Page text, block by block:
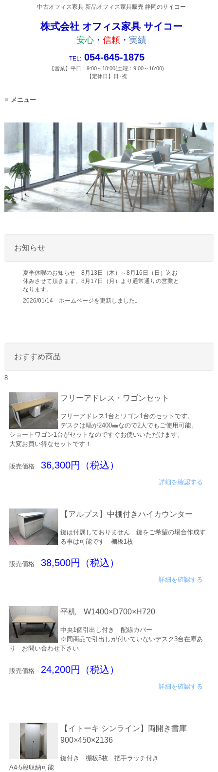
中古オフィス家具 新品オフィス家具販売 静岡のサイコー
株式会社 オフィス家具 サイコー
安心 ・ 信頼 ・ 実績
TEL:054-645-1875
【営業】平日：9:00～18:00(土曜：9:00～16:00)
【定休日】日･祝
メニュー
お知らせ
夏季休暇のお知らせ 8月13日（木）～8月16日（日）迄お
休みさせて頂きます。8月17日（月）より通常通りの営業と
なります。
2026/01/14 ホームページを更新しました。
おすすめ商品
8
フリーアドレス・ワゴンセット
フリーアドレス1台とワゴン1台のセットです。
デスクは幅が2400㎜なので2人でもご使用可能。
ショートワゴン1台がセットなのですぐお使いいただけます。
大変お買い得なセットです！
販売価格 36,300円（税込）
詳細を確認する
【アルプス】中棚付きハイカウンター
鍵は付属しておりません 鍵をご希望の場合作成す
る事は可能です 棚板1枚
販売価格 38,500円（税込）
詳細を確認する
平机 W1400×D700×H720
中央1個引出し付き 配線カバー
※同商品で引出しが付いていないデスク3台在庫あ
り お問い合わせ下さい
販売価格 24,200円（税込）
詳細を確認する
【イトーキ シンライン】両開き書庫
900×450×2136
鍵付き 棚板5枚 把手ラッチ付き
A4-5段収納可能